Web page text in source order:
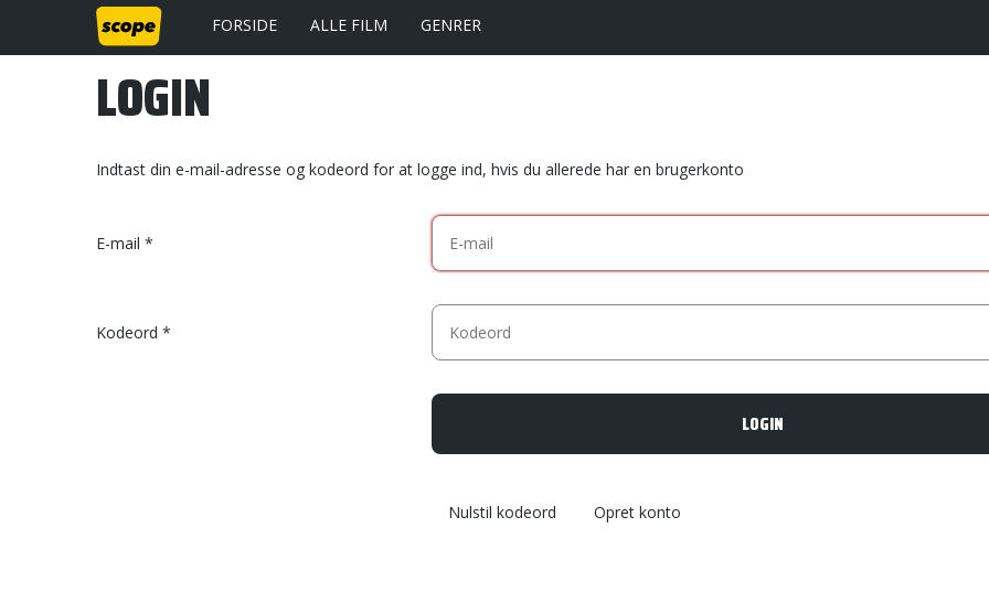
FORSIDE ALLE FILM GENRER
LOGIN
Indtast din e-mail-adresse og kodeord for at logge ind, hvis du allerede har en brugerkonto
E-mail
Kodeord
Nulstil kodeord Opret konto